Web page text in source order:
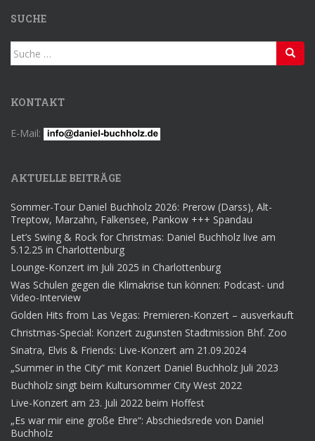
SUCHE
Suche
nach:
KONTAKT
E-Mail:
AKTUELLE BEITRÄGE
Sommer-Tour Daniel Buchholz 2026: Prerow (Darss), Alt-
Treptow, Marzahn, Falkensee, Pankow +++ Spandau
Let’s Swing & Rock for Christmas: Daniel Buchholz live am
5.12.25 in Charlottenburg
Lounge-Konzert im Juli 2025 in Charlottenburg
Was Schulen gegen die Klimakrise tun können: Podcast- und
Video-Interview
Golden Hits from Las Vegas: Premieren-Konzert – ausverkauft
Christmas-Special: Konzert zugunsten Stadtmission Bhf. Zoo
Sinatra, Elvis & Friends: Live-Konzert am 21.09.2024
„Summer in the City“ mit Konzert Daniel Buchholz Juli 2023
Buchholz singt beim Kultursommer City West 2022
Live-Konzert am 23. Juli 2022 beim Hoffest
„Es war mir eine große Ehre“: Abschiedsrede von Daniel
Buchholz